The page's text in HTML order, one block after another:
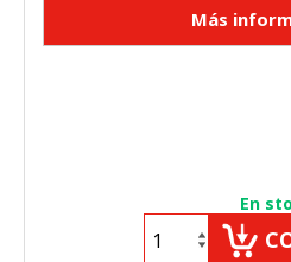
En